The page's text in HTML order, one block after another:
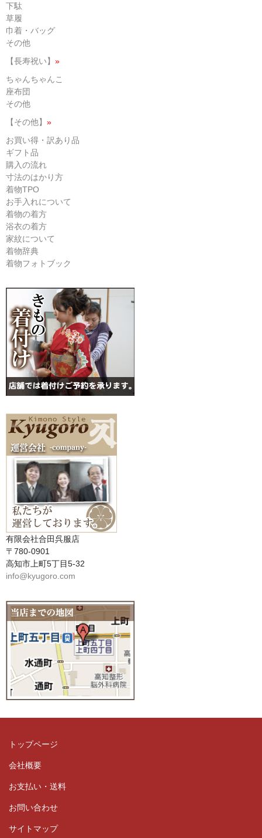
下駄
草履
巾着・バッグ
その他
【長寿祝い】 »
ちゃんちゃんこ
座布団
その他
【その他】 »
お買い得・訳あり品
ギフト品
購入の流れ
寸法のはかり方
着物TPO
お手入れについて
着物の着方
浴衣の着方
家紋について
着物辞典
着物フォトブック
有限会社合田呉服店
〒780-0901
高知市上町5丁目5-32
info@kyugoro.com
トップページ
会社概要
お支払い・送料
お問い合わせ
サイトマップ